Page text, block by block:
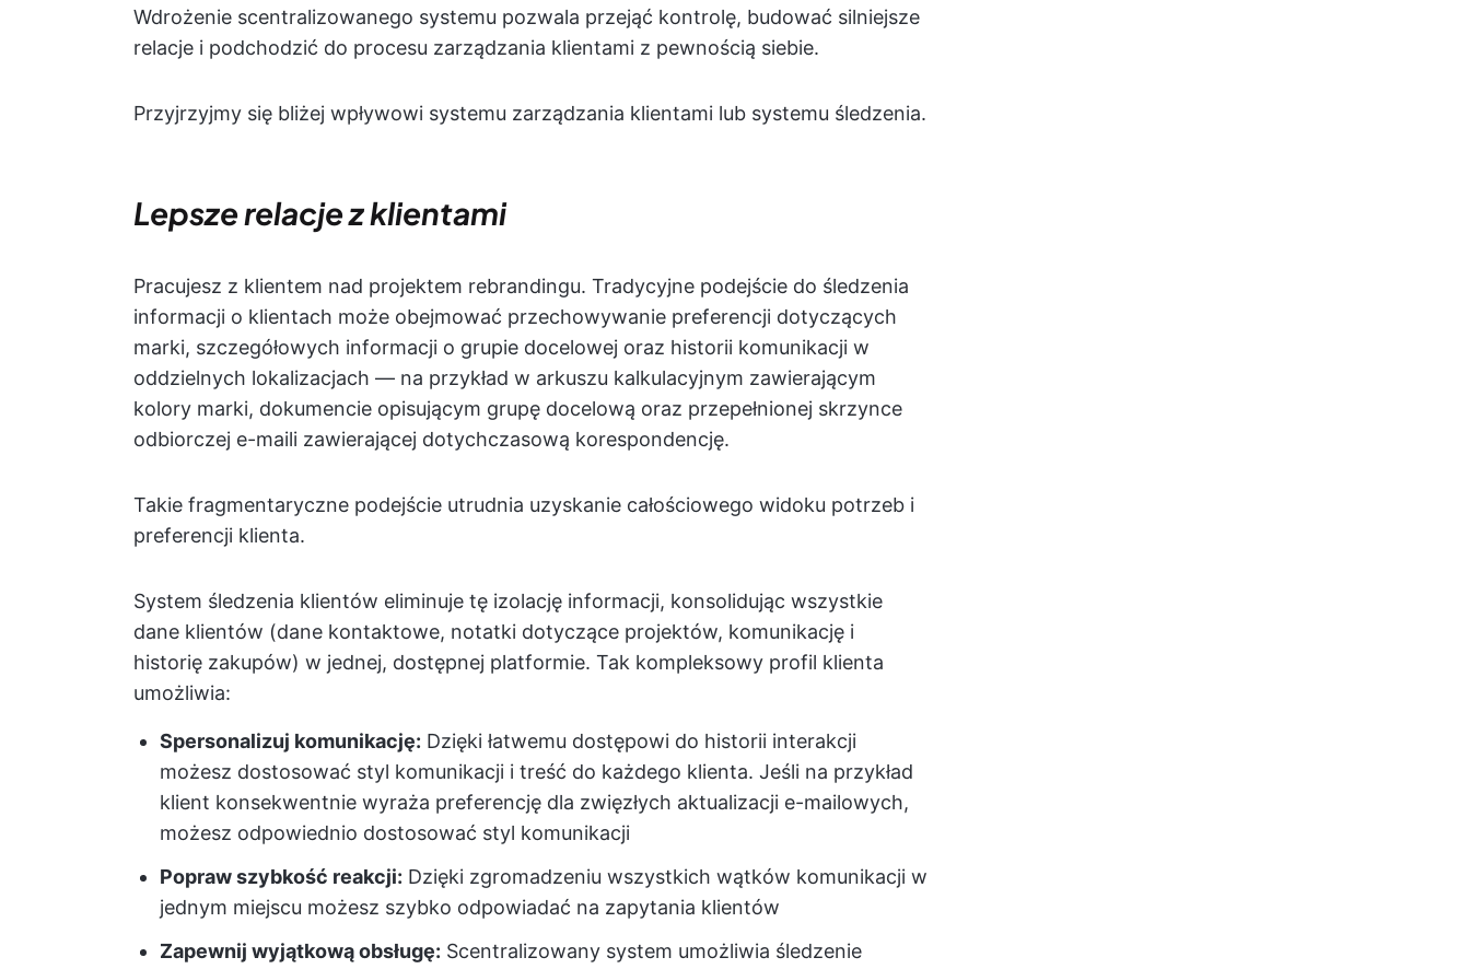
Wdrożenie scentralizowanego systemu pozwala przejąć kontrolę, budować silniejsze
relacje i podchodzić do procesu zarządzania klientami z pewnością siebie.
Przyjrzyjmy się bliżej wpływowi systemu zarządzania klientami lub systemu śledzenia.
Lepsze relacje z klientami
Pracujesz z klientem nad projektem rebrandingu. Tradycyjne podejście do śledzenia
informacji o klientach może obejmować przechowywanie preferencji dotyczących
marki, szczegółowych informacji o grupie docelowej oraz historii komunikacji w
oddzielnych lokalizacjach — na przykład w arkuszu kalkulacyjnym zawierającym
kolory marki, dokumencie opisującym grupę docelową oraz przepełnionej skrzynce
odbiorczej e-maili zawierającej dotychczasową korespondencję.
Takie fragmentaryczne podejście utrudnia uzyskanie całościowego widoku potrzeb i
preferencji klienta.
System śledzenia klientów eliminuje tę izolację informacji, konsolidując wszystkie
dane klientów (dane kontaktowe, notatki dotyczące projektów, komunikację i
historię zakupów) w jednej, dostępnej platformie. Tak kompleksowy profil klienta
umożliwia:
Spersonalizuj komunikację: Dzięki łatwemu dostępowi do historii interakcji
możesz dostosować styl komunikacji i treść do każdego klienta. Jeśli na przykład
klient konsekwentnie wyraża preferencję dla zwięzłych aktualizacji e-mailowych,
możesz odpowiednio dostosować styl komunikacji
Popraw szybkość reakcji: Dzięki zgromadzeniu wszystkich wątków komunikacji w
jednym miejscu możesz szybko odpowiadać na zapytania klientów
Zapewnij wyjątkową obsługę: Scentralizowany system umożliwia śledzenie